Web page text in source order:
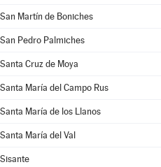
San Martín de Boniches
San Pedro Palmiches
Santa Cruz de Moya
Santa María del Campo Rus
Santa María de los Llanos
Santa María del Val
Sisante